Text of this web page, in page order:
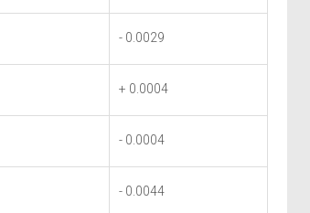
- 0.0029
+ 0.0004
- 0.0004
- 0.0044